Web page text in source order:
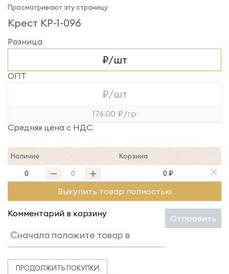
Просматривают эту страницу
Крест КР-1-096
Розница
₽/шт
ОПТ
₽/шт
176.00 ₽/гр
Средняя цена с НДС
Наличие Корзина
0 0 ₽
Выкупить товар полностью
Комментарий в корзину Отправить
ПРОДОЛЖИТЬ ПОКУПКИ